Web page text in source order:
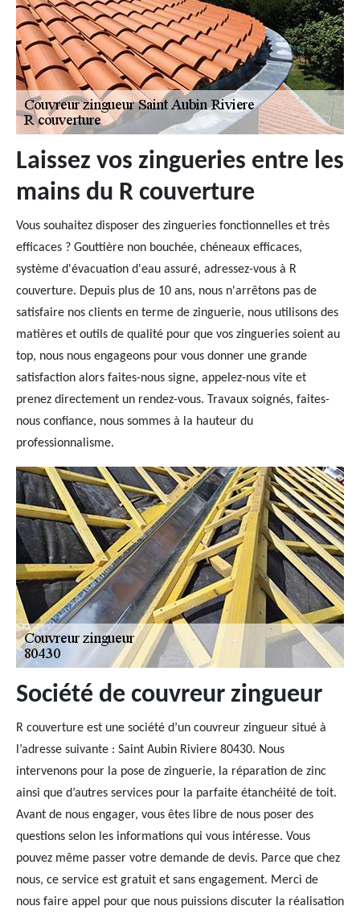
Laissez vos zingueries entre les
mains du R couverture
Vous souhaitez disposer des zingueries fonctionnelles et très
efficaces ? Gouttière non bouchée, chéneaux efficaces,
système d'évacuation d'eau assuré, adressez-vous à R
couverture. Depuis plus de 10 ans, nous n'arrêtons pas de
satisfaire nos clients en terme de zinguerie, nous utilisons des
matières et outils de qualité pour que vos zingueries soient au
top, nous nous engageons pour vous donner une grande
satisfaction alors faites-nous signe, appelez-nous vite et
prenez directement un rendez-vous. Travaux soignés, faites-
nous confiance, nous sommes à la hauteur du
professionnalisme.
Société de couvreur zingueur
R couverture est une société d’un couvreur zingueur situé à
l’adresse suivante : Saint Aubin Riviere 80430. Nous
intervenons pour la pose de zinguerie, la réparation de zinc
ainsi que d’autres services pour la parfaite étanchéité de toit.
Avant de nous engager, vous êtes libre de nous poser des
questions selon les informations qui vous intéresse. Vous
pouvez même passer votre demande de devis. Parce que chez
nous, ce service est gratuit et sans engagement. Merci de
nous faire appel pour que nous puissions discuter la réalisation